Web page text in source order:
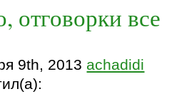
отговорки все
9th, 2013 achadidi